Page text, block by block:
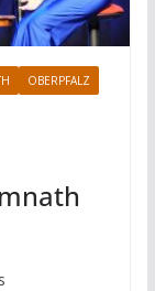
OBERPFALZ